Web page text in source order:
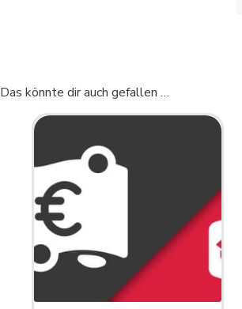
Das könnte dir auch gefallen …